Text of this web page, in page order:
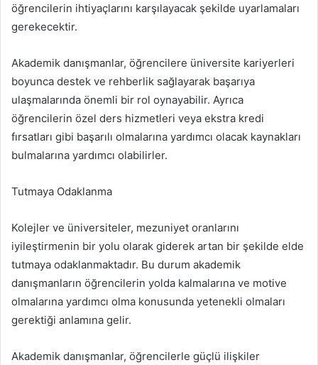
öğrencilerin ihtiyaçlarını karşılayacak şekilde uyarlamaları
gerekecektir.
Akademik danışmanlar, öğrencilere üniversite kariyerleri
boyunca destek ve rehberlik sağlayarak başarıya
ulaşmalarında önemli bir rol oynayabilir. Ayrıca
öğrencilerin özel ders hizmetleri veya ekstra kredi
fırsatları gibi başarılı olmalarına yardımcı olacak kaynakları
bulmalarına yardımcı olabilirler.
Tutmaya Odaklanma
Kolejler ve üniversiteler, mezuniyet oranlarını
iyileştirmenin bir yolu olarak giderek artan bir şekilde elde
tutmaya odaklanmaktadır. Bu durum akademik
danışmanların öğrencilerin yolda kalmalarına ve motive
olmalarına yardımcı olma konusunda yetenekli olmaları
gerektiği anlamına gelir.
Akademik danışmanlar, öğrencilerle güçlü ilişkiler